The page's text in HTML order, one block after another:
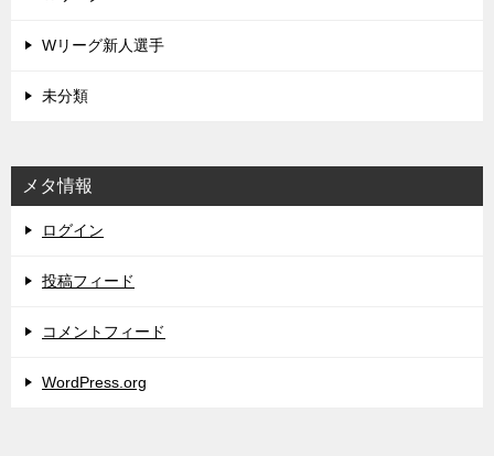
Wリーグ新人選手
未分類
メタ情報
ログイン
投稿フィード
コメントフィード
WordPress.org